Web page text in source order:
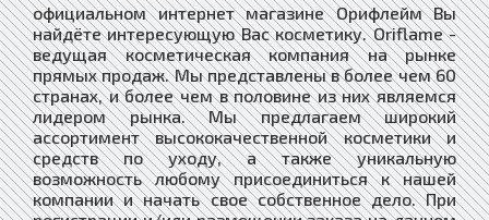
официальном интернет магазине Орифлейм Вы
найдёте интересующую Вас косметику. ​Oriflame -
ведущая косметическая компания на рынке
прямых продаж. Мы представлены в более чем 60
странах, и более чем в половине из них являемся
лидером рынка. Мы предлагаем широкий
ассортимент высококачественной косметики и
средств по уходу, а также уникальную
возможность любому присоединиться к нашей
компании и начать свое собственное дело. При